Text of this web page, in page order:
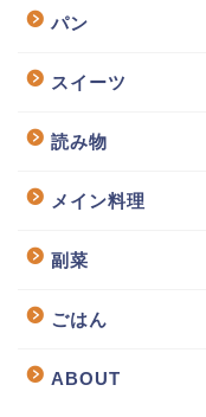
パン
スイーツ
読み物
メイン料理
副菜
ごはん
ABOUT